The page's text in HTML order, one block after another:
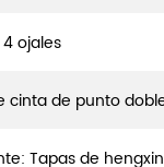
ojales
cinta de punto
Tapas de